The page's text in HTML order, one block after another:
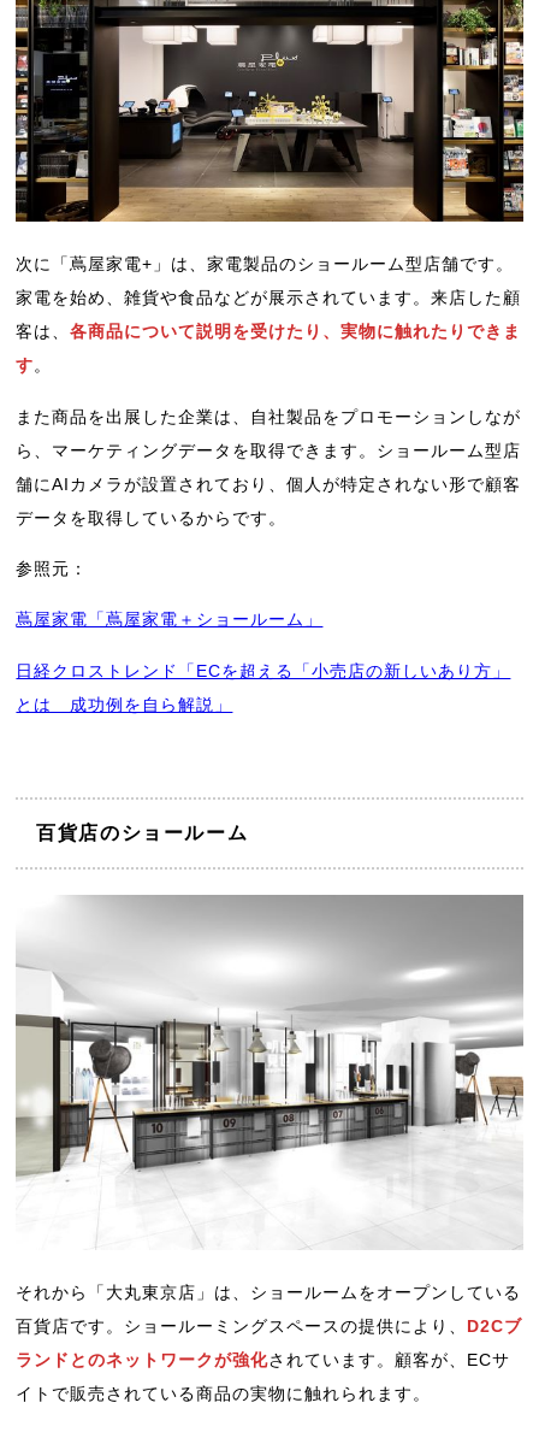
次に「蔦屋家電+」は、家電製品のショールーム型店舗です。
家電を始め、雑貨や食品などが展示されています。来店した顧
客は、各商品について説明を受けたり、実物に触れたりできま
す。
また商品を出展した企業は、自社製品をプロモーションしなが
ら、マーケティングデータを取得できます。ショールーム型店
舗にAIカメラが設置されており、個人が特定されない形で顧客
データを取得しているからです。
参照元：
蔦屋家電「蔦屋家電＋ショールーム」
日経クロストレンド「ECを超える「小売店の新しいあり方」
とは 成功例を自ら解説」
百貨店のショールーム
それから「大丸東京店」は、ショールームをオープンしている
百貨店です。ショールーミングスペースの提供により、 D2Cブ
ランドとのネットワークが強化されています。顧客が、ECサ
イトで販売されている商品の実物に触れられます。